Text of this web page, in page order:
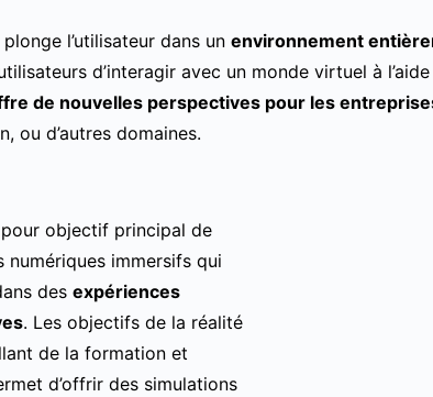
l’utilisateur dans un environnement
d’interagir avec un monde virtuel à
de nouvelles perspectives pour les
ou d’autres domaines.
objectif principal de
numériques immersifs qui
des expériences
. Les objectifs de la réalité
de la formation et
d’offrir des simulations